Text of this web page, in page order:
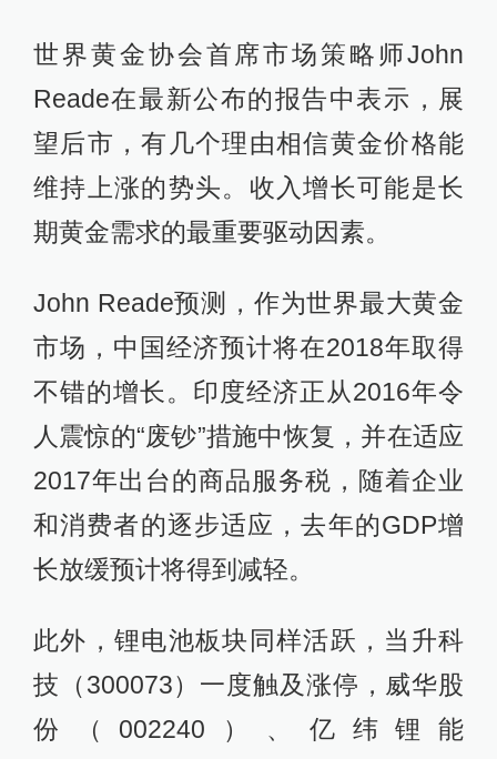
世界黄金协会首席市场策略师John
Reade在最新公布的报告中表示，展
望后市，有几个理由相信黄金价格能
维持上涨的势头。收入增长可能是长
期黄金需求的最重要驱动因素。
John Reade预测，作为世界最大黄金
市场，中国经济预计将在2018年取得
不错的增长。印度经济正从2016年令
人震惊的“废钞”措施中恢复，并在适应
2017年出台的商品服务税，随着企业
和消费者的逐步适应，去年的GDP增
长放缓预计将得到减轻。
此外，锂电池板块同样活跃，当升科
技（300073）一度触及涨停，威华股
份（002240）、亿纬锂能